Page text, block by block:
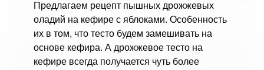
Предлагаем рецепт пышных дрожжевых
оладий на кефире с яблоками. Особенность
их в том, что тесто будем замешивать на
основе кефира. А дрожжевое тесто на
кефире всегда получается чуть более